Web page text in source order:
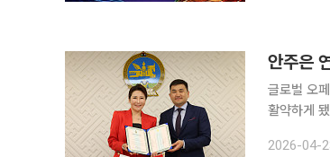
안주은
글로벌 오
활약하게 됐다. 23일 문화계에 따르면 주한몽골대사관은 최근 몽골 문화대사
2026-04-